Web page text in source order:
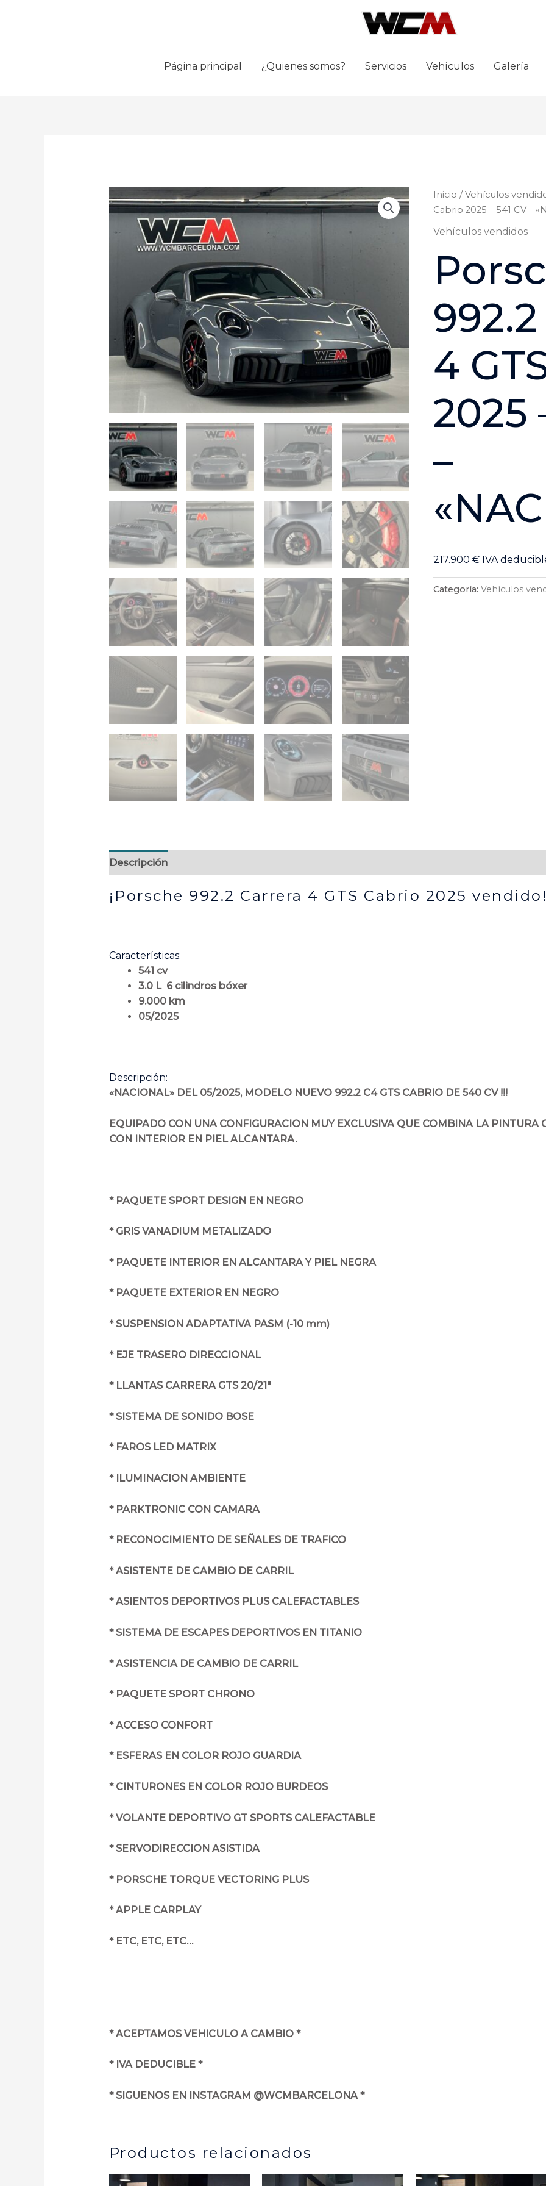
Página principal ¿Quienes somos? Servicios Vehículos Galería
Inicio /Vehículos
Cabrio 2025 – 541 CV –
Vehículos vendidos
4
2025
–
217.900 € IVA
Categoría:Vehículos
Descripción
¡Porsche 992.2 Carrera 4 GTS Cabrio 2025
Características:
541 cv
3.0 L 6 cilindros bóxer
9.000 km
05/2025
Descripción:
«NACIONAL» DEL 05/2025, MODELO NUEVO 992.2 C4 GTS CABRIO DE 540 CV !!!
EQUIPADO CON UNA CONFIGURACION MUY EXCLUSIVA QUE COMBINA LA PINTURA
CON INTERIOR EN PIEL ALCANTARA.
* PAQUETE SPORT DESIGN EN NEGRO
* GRIS VANADIUM METALIZADO
* PAQUETE INTERIOR EN ALCANTARA Y PIEL NEGRA
* PAQUETE EXTERIOR EN NEGRO
* SUSPENSION ADAPTATIVA PASM (-10 mm)
* EJE TRASERO DIRECCIONAL
* LLANTAS CARRERA GTS 20/21″
* SISTEMA DE SONIDO BOSE
* FAROS LED MATRIX
* ILUMINACION AMBIENTE
* PARKTRONIC CON CAMARA
* RECONOCIMIENTO DE SEÑALES DE TRAFICO
* ASISTENTE DE CAMBIO DE CARRIL
* ASIENTOS DEPORTIVOS PLUS CALEFACTABLES
* SISTEMA DE ESCAPES DEPORTIVOS EN TITANIO
* ASISTENCIA DE CAMBIO DE CARRIL
* PAQUETE SPORT CHRONO
* ACCESO CONFORT
* ESFERAS EN COLOR ROJO GUARDIA
* CINTURONES EN COLOR ROJO BURDEOS
* VOLANTE DEPORTIVO GT SPORTS CALEFACTABLE
* SERVODIRECCION ASISTIDA
* PORSCHE TORQUE VECTORING PLUS
* APPLE CARPLAY
* ETC, ETC, ETC…
* ACEPTAMOS VEHICULO A CAMBIO *
* IVA DEDUCIBLE *
* SIGUENOS EN INSTAGRAM @WCMBARCELONA *
Productos relacionados